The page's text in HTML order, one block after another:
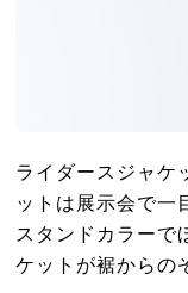
ライダースジャケ
ットは展示会で一
スタンドカラーで
ケットが裾からの